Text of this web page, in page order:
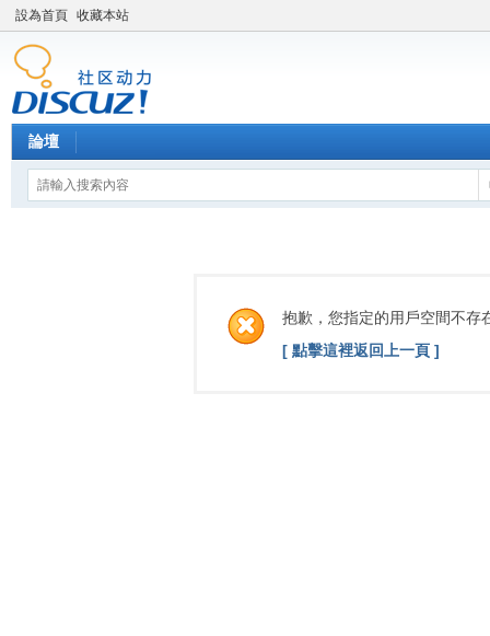
設為首頁 收藏本站
論壇
抱歉，您指定的用戶空間不存
[ 點擊這裡返回上一頁 ]